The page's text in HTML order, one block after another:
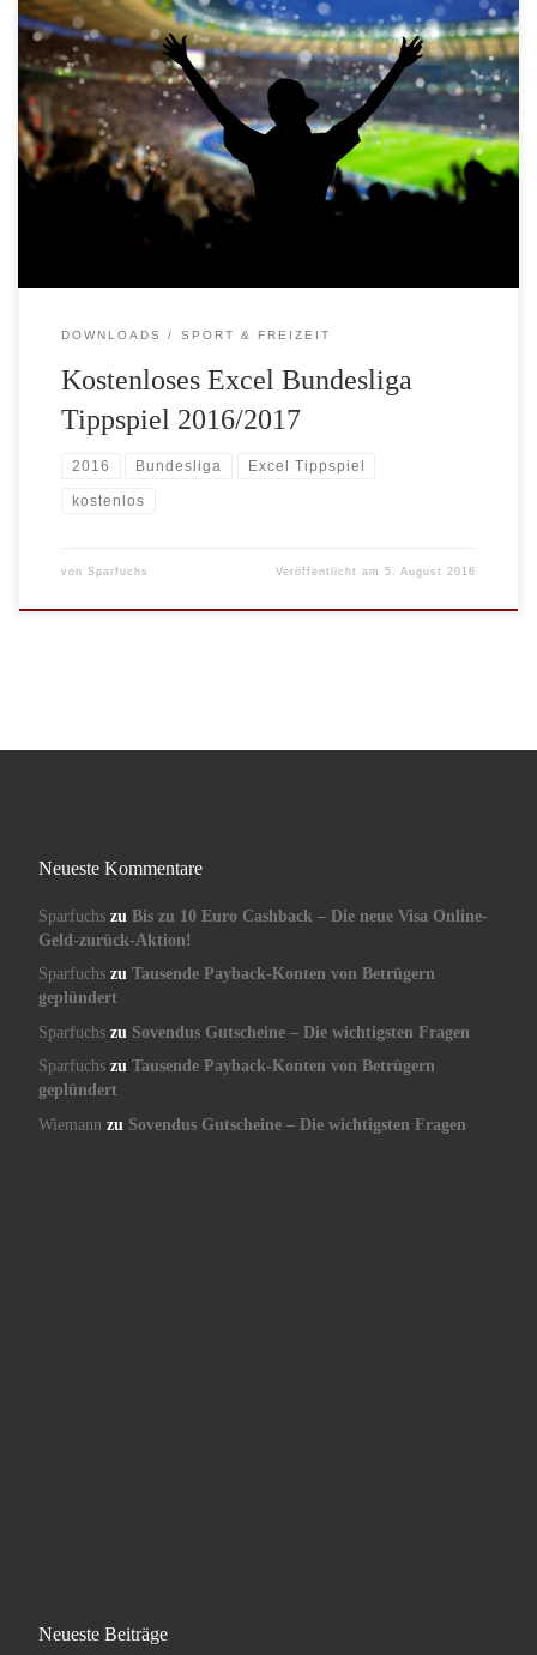
Es ist wieder soweit. Die neue Fußball-Saison 2016/2017 steht an.
Noch rechtzeitig zum heutigen Saisonauftakt in der zweiten Liga
wurde heute das kostenlose Excel Tippspiel für die 1. und 2.
Bundesliga veröffentlicht. Wie in den vergangenen Jahren werden
in Kürze auch noch Tippscheine für weitere europäische Ligen
veröffentlicht. Dieses Jahr […]
DOWNLOADS SPORT & FREIZEIT
Kostenloses Excel Bundesliga
Tippspiel 2016/2017
2016 Bundesliga Excel Tippspiel
kostenlos
von Sparfuchs Veröffentlicht am5. August 2016
Neueste Kommentare
Sparfuchszu Bis zu 10 Euro Cashback – Die neue Visa Online-
Geld-zurück-Aktion!
Sparfuchszu Tausende Payback-Konten von Betrügern
geplündert
Sparfuchszu Sovendus Gutscheine – Die wichtigsten Fragen
Sparfuchszu Tausende Payback-Konten von Betrügern
geplündert
Wiemann zu Sovendus Gutscheine – Die wichtigsten Fragen
Neueste Beiträge